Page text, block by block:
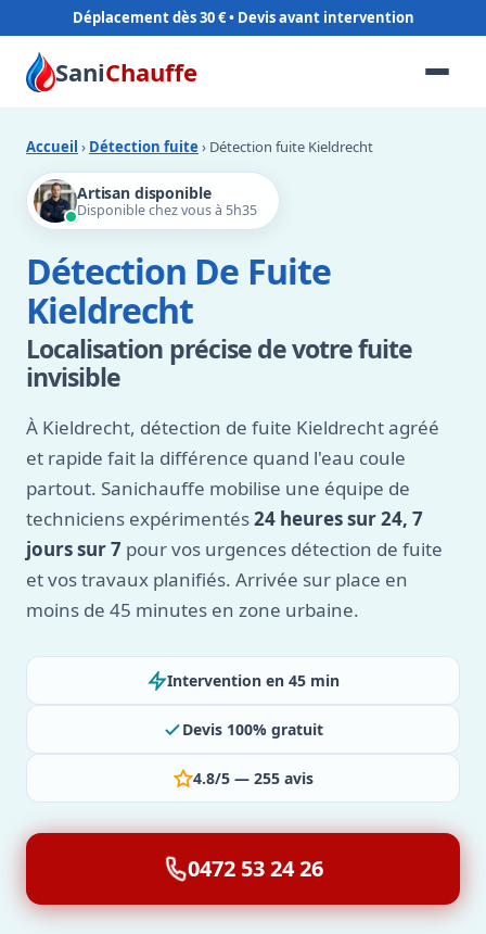
Déplacement dès 30 €
SaniChauffe
Accueil › Détection fuite › Détection fuite Kieldrecht
Artisan disponible
Disponible chez vous à 5h35
Détection De Fuite
Kieldrecht
Localisation précise de votre fuite
invisible
À Kieldrecht, détection de fuite Kieldrecht agréé
et rapide fait la différence quand l'eau coule
partout. Sanichauffe mobilise une équipe de
techniciens expérimentés24 heures sur 24, 7
jours sur 7 pour vos urgences détection de fuite
et vos travaux planifiés. Arrivée sur place en
moins de 45 minutes en zone urbaine.
Intervention en 45 min
Devis 100% gratuit
4.8/5 — 255 avis
0472 53 24 26